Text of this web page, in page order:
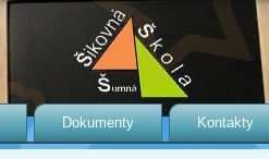
Dokumenty Kontakty